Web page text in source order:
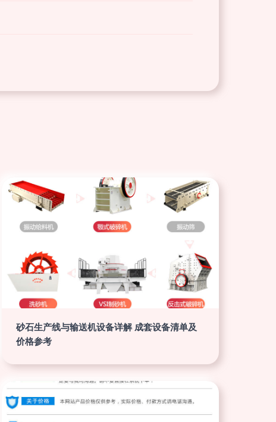
砂石生产线与输送机设备详解 成套设备清单及
价格参考